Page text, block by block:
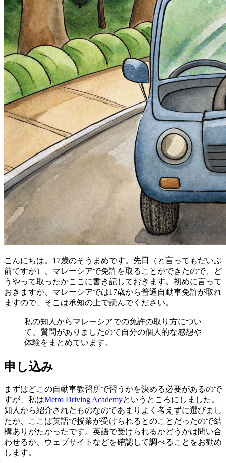
こんにちは。17歳のそうまめです。先日（と言ってもだいぶ
前ですが）、マレーシアで免許を取ることができたので、ど
うやって取ったかここに書き記しておきます。初めに言って
おきますが、マレーシアでは17歳から普通自動車免許が取れ
ますので、そこは承知の上で読んでください。
私の知人からマレーシアでの免許の取り方につい
て、質問がありましたので自分の個人的な感想や
体験をまとめています。
申し込み
まずはどこの自動車教習所で習うかを決める必要があるので
すが、私はMetro Driving Academyというところにしました。
知人から紹介されたものなのであまりよく考えずに選びまし
たが、ここは英語で授業が受けられるとのことだったので結
構ありがたかったです。英語で受けられるかどうかは問い合
わせるか、ウェブサイトなどを確認して調べることをお勧め
します。